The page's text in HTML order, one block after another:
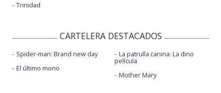
Trinidad
CARTELERA DESTACADOS
Spider-man: Brand new day
El último mono
La patrulla canina: La dino
película
Mother Mary